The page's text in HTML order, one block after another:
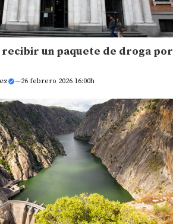
un paquete de droga por
—26 febrero 2026 16:00h